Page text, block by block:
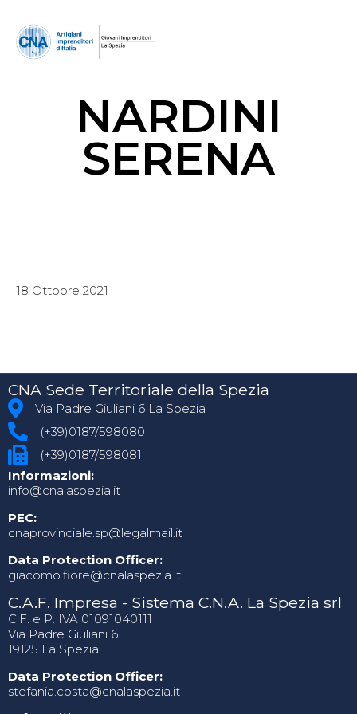
NARDINI
SERENA
18 Ottobre 2021
CNA Sede Territoriale della Spezia
Via Padre Giuliani 6 La Spezia
(+39)0187/598080
(+39)0187/598081
Informazioni:
info@cnalaspezia.it
PEC:
cnaprovinciale.sp@legalmail.it
Data Protection Officer:
giacomo.fiore@cnalaspezia.it
C.A.F. Impresa - Sistema C.N.A. La Spezia srl
C.F. e P. IVA 01091040111
Via Padre Giuliani 6
19125 La Spezia
Data Protection Officer:
stefania.costa@cnalaspezia.it